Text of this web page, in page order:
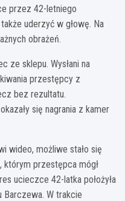
przez 42-letniego
uderzyć w głowę. Na
obrażeń.
ze sklepu. Wysłani na
przestępcy z
bez rezultatu.
się nagrania z kamer
wideo, możliwe stało się
którym przestępca mógł
ucieczce 42-latka położyła
Barczewa. W trakcie